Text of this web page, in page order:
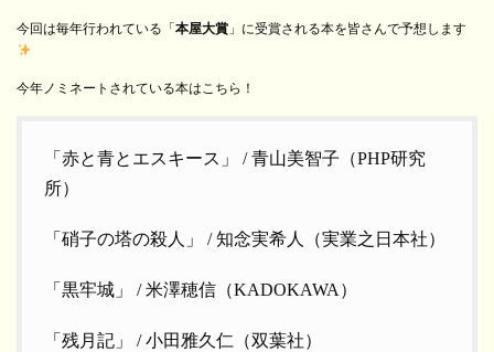
今回は毎年行われている「本屋大賞 」に受賞される本を皆さんで予想します
今年ノミネートされている本はこちら！
「赤と青とエスキース」 / 青山美智子（PHP研究
所）
「硝子の塔の殺人」 / 知念実希人（実業之日本社）
「黒牢城」 / 米澤穂信（KADOKAWA）
「残月記」 / 小田雅久仁（双葉社）